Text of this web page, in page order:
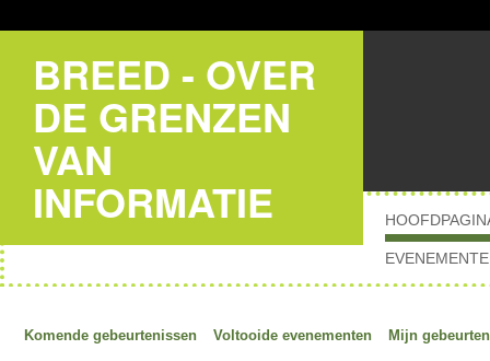
BREED - OVER
DE GRENZEN
VAN
INFORMATIE
Komende gebeurtenissen Voltooide evenementen Mijn